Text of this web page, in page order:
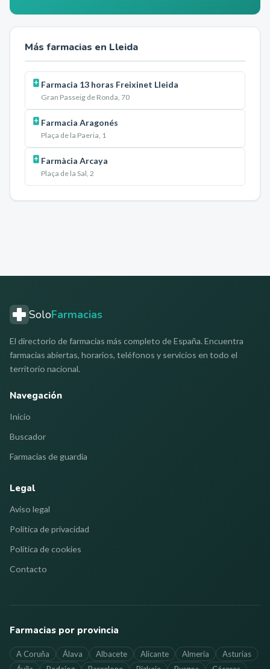
Más farmacias en Lleida
Farmacia 13 horas Freixinet Lleida
Gran Passeig de Ronda, 70
Farmacia Aragonés
Plaça de la Paeria, 1
Farmàcia Arcaya
Plaça de la Sal, 2
SoloFarmacias
El directorio de farmacias más completo de España. Encuentra
farmacias abiertas, horarios, teléfonos y servicios en todo el
territorio nacional.
Navegación
Inicio
Buscador
Farmacias de guardia
Legal
Aviso legal
Política de privacidad
Política de cookies
Contacto
Farmacias por provincia
A Coruña Álava Albacete Alicante Almería
Asturias